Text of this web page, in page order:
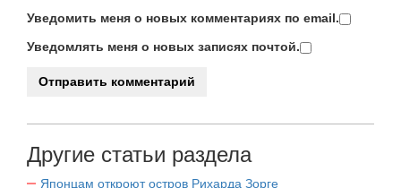
Уведомить меня о новых комментариях по email.
Уведомлять меня о новых записях почтой.
Другие статьи раздела
Японцам откроют остров Рихарда Зорге